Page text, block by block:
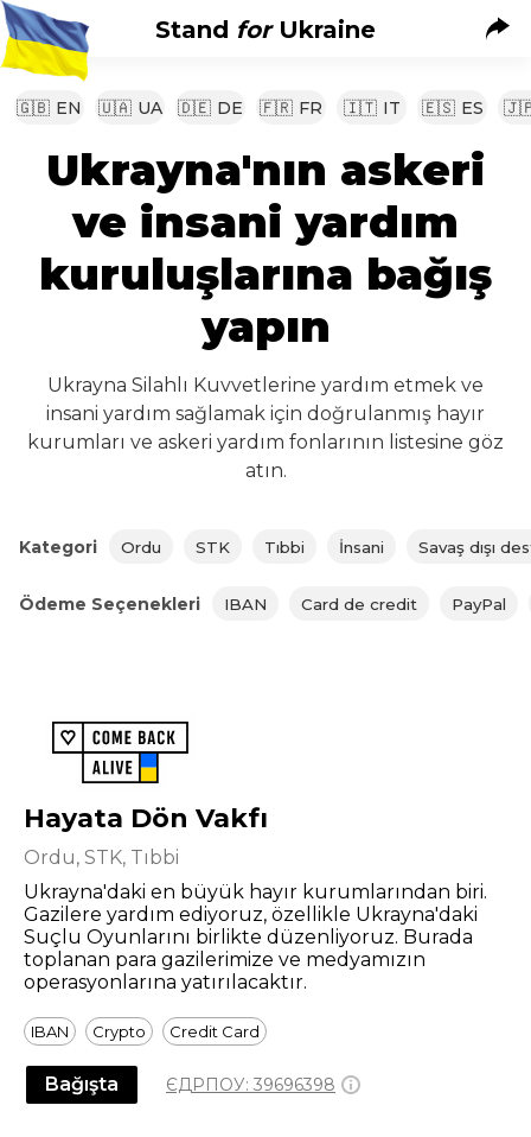
Stand forUkraine
🇬🇧 EN 🇺🇦 UA 🇩🇪 DE 🇫🇷 FR 🇮🇹 IT 🇪🇸 ES
Ukrayna'nın askeri
ve insani yardım
kuruluşlarına bağış
yapın
Ukrayna Silahlı Kuvvetlerine yardım etmek ve
insani yardım sağlamak için doğrulanmış hayır
kurumları ve askeri yardım fonlarının listesine göz
atın.
Kategori Ordu STK Tıbbi İnsani Savaş dışı
Ödeme Seçenekleri IBAN Card de credit PayPal
Hayata Dön Vakfı
Ordu, STK, Tıbbi
Ukrayna'daki en büyük hayır kurumlarından biri.
Gazilere yardım ediyoruz, özellikle Ukrayna'daki
Suçlu Oyunlarını birlikte düzenliyoruz. Burada
toplanan para gazilerimize ve medyamızın
operasyonlarına yatırılacaktır.
IBAN Crypto Credit Card
Bağışta ЄДРПОУ: 39696398